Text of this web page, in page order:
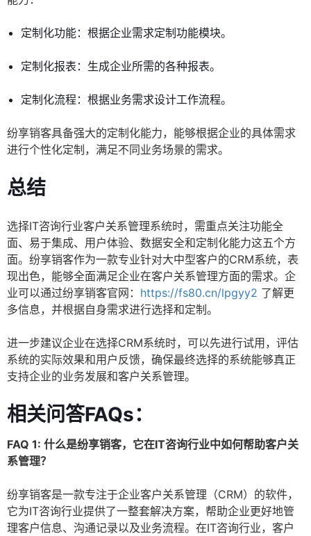
定制化功能：根据企业需求定制功能模块。
定制化报表：生成企业所需的各种报表。
定制化流程：根据业务需求设计工作流程。
纷享销客具备强大的定制化能力，能够根据企业的具体需求
进行个性化定制，满足不同业务场景的需求。
总结
选择IT咨询行业客户关系管理系统时，需重点关注功能全
面、易于集成、用户体验、数据安全和定制化能力这五个方
面。纷享销客作为一款专业针对大中型客户的CRM系统，表
现出色，能够全面满足企业在客户关系管理方面的需求。企
业可以通过纷享销客官网： https://fs80.cn/lpgyy2 了解更
多信息，并根据自身需求进行选择和定制。
进一步建议企业在选择CRM系统时，可以先进行试用，评估
系统的实际效果和用户反馈，确保最终选择的系统能够真正
支持企业的业务发展和客户关系管理。
相关问答FAQs：
FAQ 1: 什么是纷享销客，它在IT咨询行业中如何帮助客户关
系管理？
纷享销客是一款专注于企业客户关系管理（CRM）的软件，
它为IT咨询行业提供了一整套解决方案，帮助企业更好地管
理客户信息、沟通记录以及业务流程。在IT咨询行业，客户